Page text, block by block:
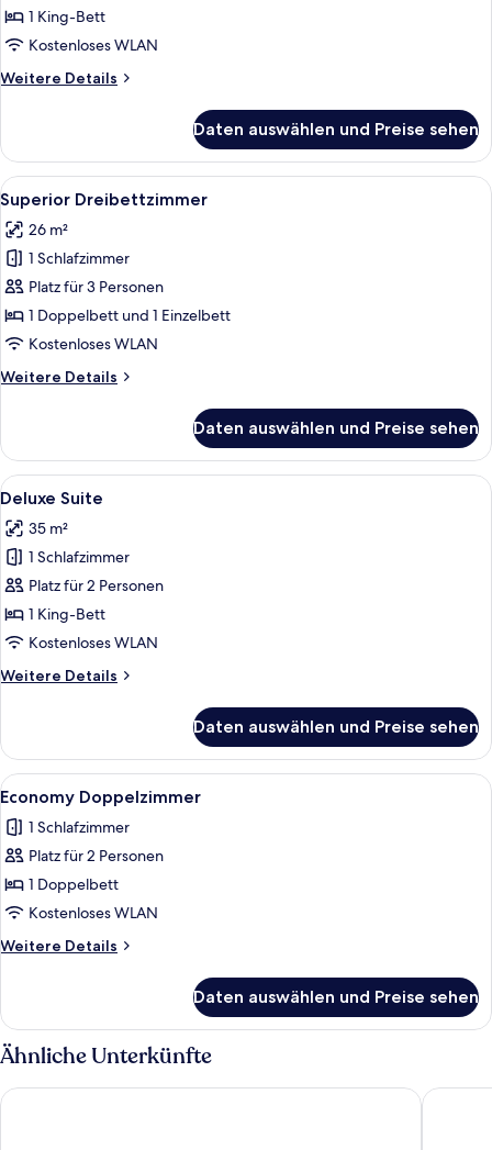
anzeigen
1 King-Bett
Kostenloses WLAN
Weitere Details
Weitere
Doppelzimmer
Daten auswählen und Preise sehen
Alle
Fotos
für
Superior
Dreibettzimmer
anzeigen
Ein Hotelzimmer mit einem Bett,
5
Superior Dreibettzimmer
26 m²
1 Schlafzimmer
Platz für 3 Personen
1 Doppelbett und 1 Einzelbett
Kostenloses WLAN
Weitere Details
Weitere
Dreibettzimmer
Daten auswählen und Preise sehen
Alle
Fotos
für
Deluxe
Suite
anzeigen
Ein Hotelzimmer mit einer Couch,
5
Deluxe Suite
35 m²
1 Schlafzimmer
Platz für 2 Personen
1 King-Bett
Kostenloses WLAN
Weitere Details
Weitere
Suite
Daten auswählen und Preise sehen
Alle
Fotos
für
Economy
Doppelzimmer
anzeigen
Ein Hotelzimmer mit Bett,
1
Economy Doppelzimmer
1 Schlafzimmer
Platz für 2 Personen
1 Doppelbett
Kostenloses WLAN
Weitere Details
Weitere
Doppelzimmer
Daten auswählen und Preise sehen
Ähnliche Unterkünfte
Hotel Unique Pearl Hotel